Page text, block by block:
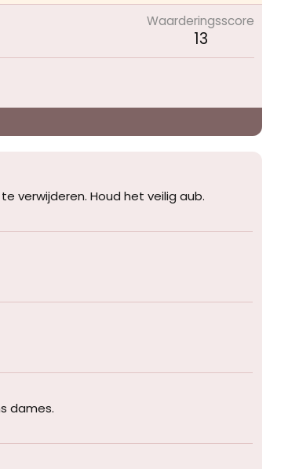
Waarderingsscore
13
verwijderen. Houd het veilig aub.
dames.